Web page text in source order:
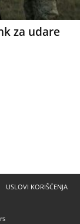
za udare
USLOVI KORIŠĆENJA